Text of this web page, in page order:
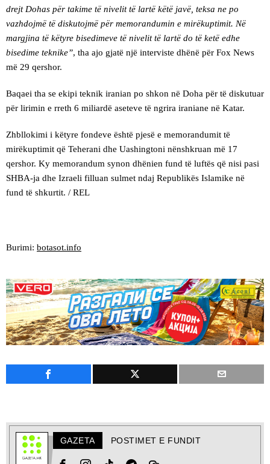
drejt Dohas për takime të nivelit të lartë këtë javë, teksa ne po
vazhdojmë të diskutojmë për memorandumin e mirëkuptimit. Në
margjina të këtyre bisedimeve të nivelit të lartë do të ketë edhe
bisedime teknike”, tha ajo gjatë një interviste dhënë për Fox News
më 29 qershor.
Baqaei tha se ekipi teknik iranian po shkon në Doha për të diskutuar
për lirimin e rreth 6 miliardë aseteve të ngrira iraniane në Katar.
Zhbllokimi i këtyre fondeve është pjesë e memorandumit të
mirëkuptimit që Teherani dhe Uashingtoni nënshkruan më 17
qershor. Ky memorandum synon dhënien fund të luftës që nisi pasi
SHBA-ja dhe Izraeli filluan sulmet ndaj Republikës Islamike në
fund të shkurtit. / REL
Burimi: botasot.info
GAZETA POSTIMET E FUNDIT